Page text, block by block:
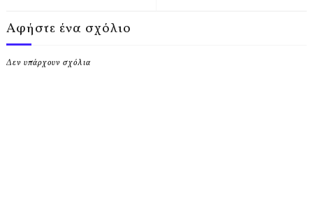
Αφήστε ένα σχόλιο
Δεν υπάρχουν σχόλια